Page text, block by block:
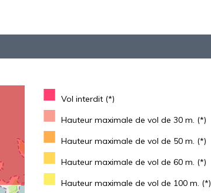
■ Vol interdit (*)
■ Hauteur maximale de vol de 30 m. (*)
■ Hauteur maximale de vol de 50 m. (*)
■ Hauteur maximale de vol de 60 m. (*)
■ Hauteur maximale de vol de 100 m. (*)